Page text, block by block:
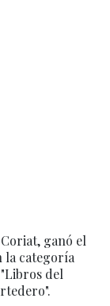
ganó el
la categoría
del